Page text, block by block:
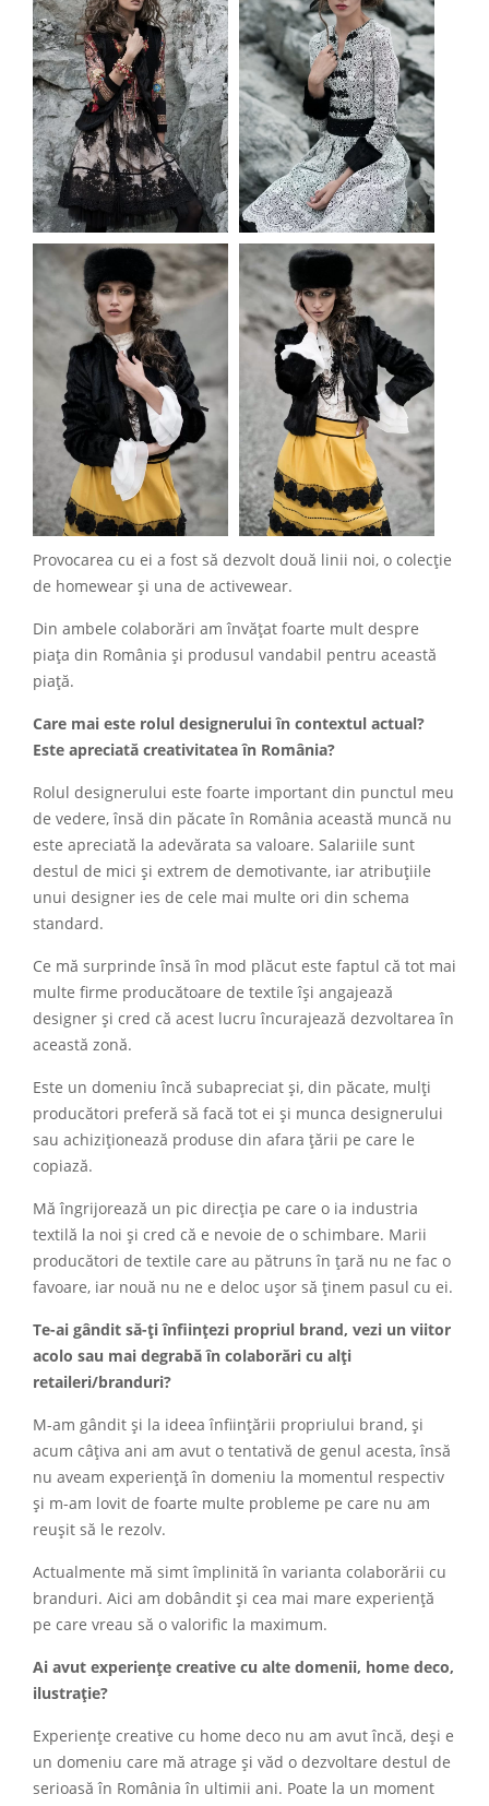
Provocarea cu ei a fost să dezvolt două linii noi, o colecție
de homewear și una de activewear.
Din ambele colaborări am învățat foarte mult despre
piața din România și produsul vandabil pentru această
piață.
Care mai este rolul designerului în contextul actual?
Este apreciată creativitatea în România?
Rolul designerului este foarte important din punctul meu
de vedere, însă din păcate în România această muncă nu
este apreciată la adevărata sa valoare. Salariile sunt
destul de mici și extrem de demotivante, iar atribuțiile
unui designer ies de cele mai multe ori din schema
standard.
Ce mă surprinde însă în mod plăcut este faptul că tot mai
multe firme producătoare de textile își angajează
designer și cred că acest lucru încurajează dezvoltarea în
această zonă.
Este un domeniu încă subapreciat și, din păcate, mulți
producători preferă să facă tot ei și munca designerului
sau achiziționează produse din afara țării pe care le
copiază.
Mă îngrijorează un pic direcția pe care o ia industria
textilă la noi și cred că e nevoie de o schimbare. Marii
producători de textile care au pătruns în țară nu ne fac o
favoare, iar nouă nu ne e deloc ușor să ținem pasul cu ei.
Te-ai gândit să-ți înființezi propriul brand, vezi un viitor
acolo sau mai degrabă în colaborări cu alți
retaileri/branduri?
M-am gândit și la ideea înființării propriului brand, și
acum câțiva ani am avut o tentativă de genul acesta, însă
nu aveam experiență în domeniu la momentul respectiv
și m-am lovit de foarte multe probleme pe care nu am
reușit să le rezolv.
Actualmente mă simt împlinită în varianta colaborării cu
branduri. Aici am dobândit și cea mai mare experiență
pe care vreau să o valorific la maximum.
Ai avut experiențe creative cu alte domenii, home deco,
ilustrație?
Experiențe creative cu home deco nu am avut încă, deși e
un domeniu care mă atrage și văd o dezvoltare destul de
serioasă în România în ultimii ani. Poate la un moment